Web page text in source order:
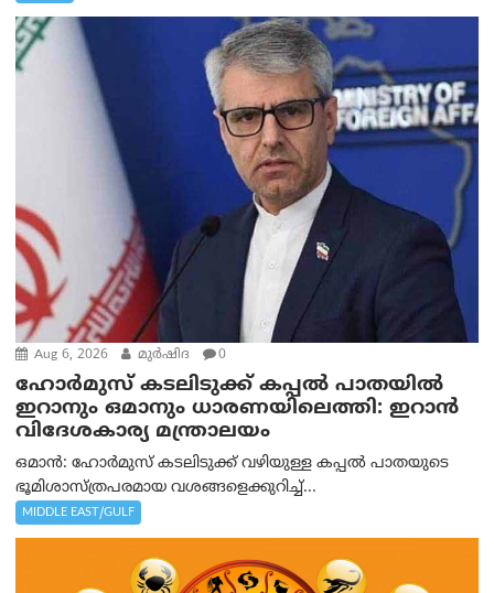
Aug 6, 2026 മുര്‍ഷിദ 0
ഹോർമുസ് കടലിടുക്ക് കപ്പൽ പാതയിൽ
ഇറാനും ഒമാനും ധാരണയിലെത്തി: ഇറാൻ
വിദേശകാര്യ മന്ത്രാലയം
ഒമാന്‍: ഹോർമുസ് കടലിടുക്ക് വഴിയുള്ള കപ്പൽ പാതയുടെ
ഭൂമിശാസ്ത്രപരമായ വശങ്ങളെക്കുറിച്ച്...
MIDDLE EAST/GULF